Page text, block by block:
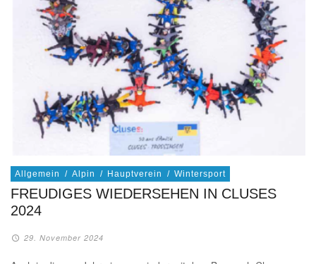
Allgemein / Alpin / Hauptverein / Wintersport
FREUDIGES WIEDERSEHEN IN CLUSES
2024
29. November 2024